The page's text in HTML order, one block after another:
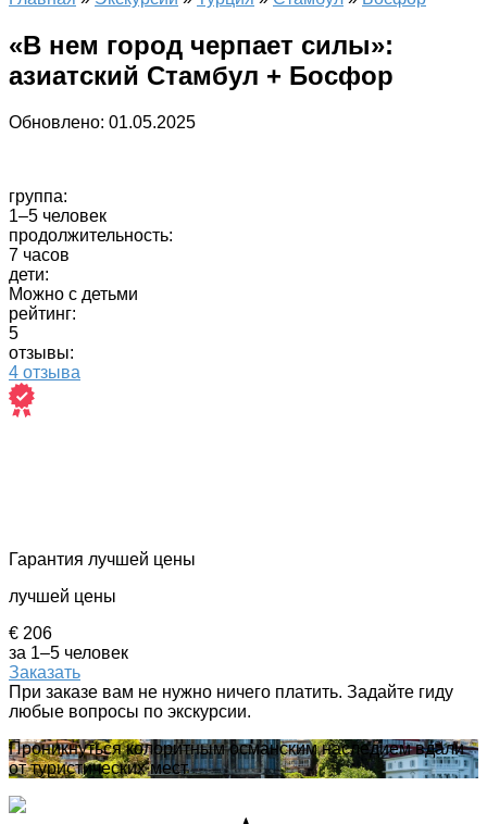
«В нем город черпает силы»:
азиатский Стамбул + Босфор
Обновлено: 01.05.2025
группа:
1–5 человек
продолжительность:
7 часов
дети:
Можно с детьми
рейтинг:
5
отзывы:
4 отзыва
Гарантия лучшей цены
лучшей цены
€ 206
за 1–5 человек
Заказать
При заказе вам не нужно ничего платить. Задайте гиду
любые вопросы по экскурсии.
Проникнуться колоритным османским наследием вдали
от туристических мест